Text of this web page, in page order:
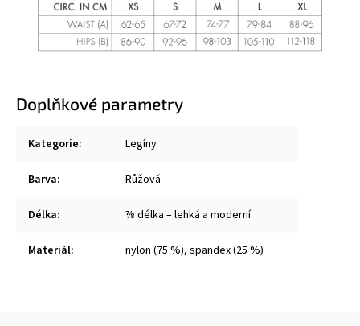
Doplňkové parametry
Kategorie: Legíny
Barva: Růžová
Délka: ⅞ délka – lehká a moderní
Materiál: nylon (75 %), spandex (25 %)